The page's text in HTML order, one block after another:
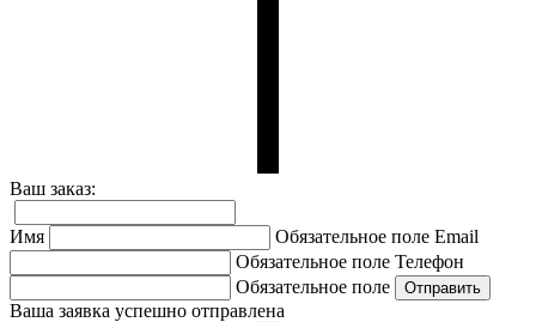
Ваш заказ:
Имя Обязательное поле Email
Обязательное поле Телефон
Обязательное поле
Ваша заявка успешно отправлена